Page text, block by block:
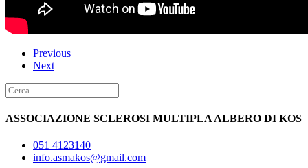
Previous
Next
ASSOCIAZIONE SCLEROSI MULTIPLA ALBERO DI KOS
051 4123140
info.asmakos@gmail.com